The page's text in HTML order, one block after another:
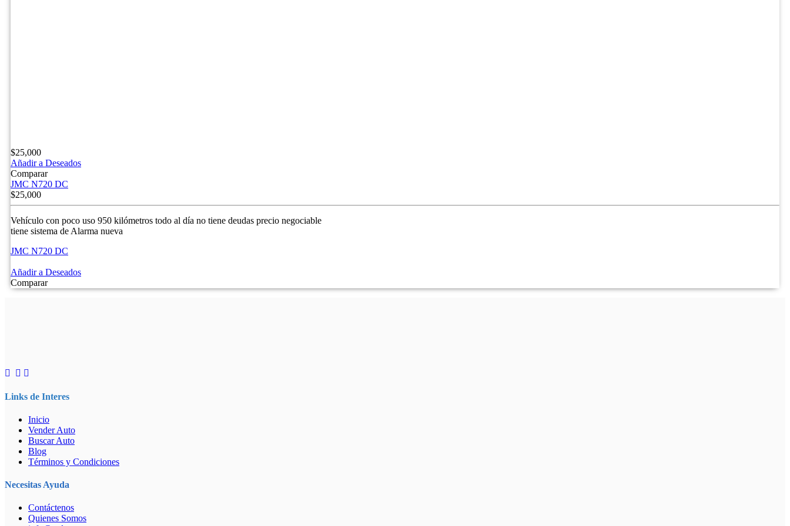
$25,000
Añadir a Deseados
Comparar
JMC N720 DC
$25,000
Vehículo con poco uso 950 kilómetros todo al día no tiene deudas precio negociable
tiene sistema de Alarma nueva
JMC N720 DC
Añadir a Deseados
Comparar
Links de Interes
Inicio
Vender Auto
Buscar Auto
Blog
Términos y Condiciones
Necesitas Ayuda
Contáctenos
Quienes Somos